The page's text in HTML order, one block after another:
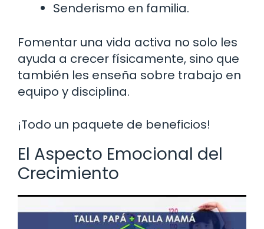
Senderismo en familia.
Fomentar una vida activa no solo les
ayuda a crecer físicamente, sino que
también les enseña sobre trabajo en
equipo y disciplina.
¡Todo un paquete de beneficios!
El Aspecto Emocional del
Crecimiento